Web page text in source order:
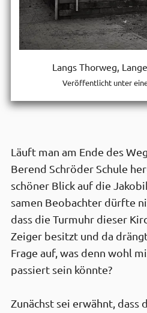
Langs Thorweg,
Veröffentlicht unter
Läuft man am Ende des
Berend Schröder Schule
schöner Blick auf die
samen Beob­achter dürfte
dass die Turm­uhr dieser
Zeiger besitzt und da
Frage auf, was denn wohl
passiert sein könnte?
Zunächst sei erwähnt, dass